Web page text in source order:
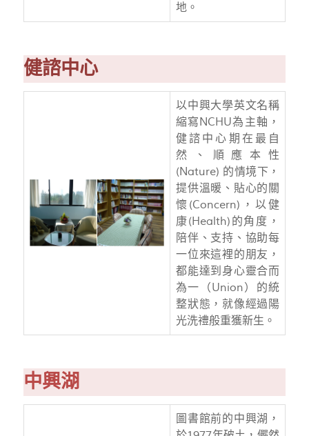
地。
健諮中心
以中興大學英文名稱
縮寫NCHU為主軸，
健諮中心期在最自
然、順應本性
(Nature) 的情境下，
提供溫暖、貼心的關
懷(Concern)，以健
康(Health)的角度，
陪伴、支持、協助每
一位來這裡的朋友，
都能達到身心靈合而
為一（Union）的統
整狀態，就像經過陽
光洗禮般重獲新生。
中興湖
圖書館前的中興湖，